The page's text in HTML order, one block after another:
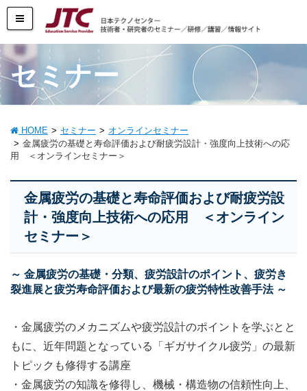
セミナー
HOME セミナー
オンラインセミナー
金属疲労の基礎と寿命評価および耐疲労設計・強度向上技術への応
用 ＜オンラインセミナー＞
金属疲労の基礎と寿命評価および耐疲労設
計・強度向上技術への応用 ＜オンライン
セミナー＞
～ 金属疲労の基礎・分類、疲労設計のポイント、疲労き
裂進展と疲労寿命評価および最新の疲労特性改善手法 ～
・金属疲労のメカニズムや疲労設計のポイントを学ぶとと
もに、近年問題となっている「ギガサイクル疲労」の最新
トピックも修得する講座
・金属疲労の知識を修得し、機械・構造物の信頼性向上、